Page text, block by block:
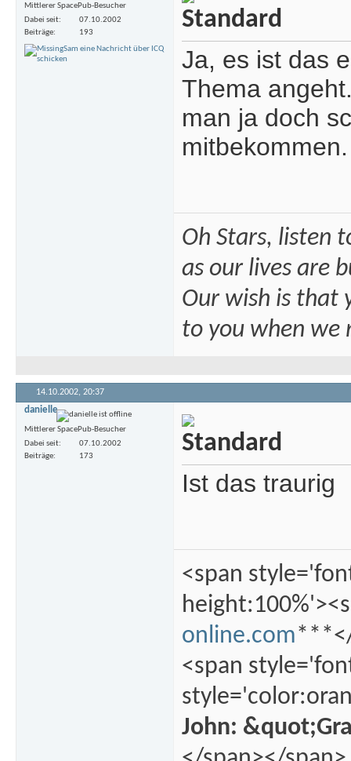
Mittlerer SpacePub-Besucher
Dabei seit
07.10.2002
Beiträge
193
Ja, es ist das
Thema
man ja doch
mitbekommen.
Oh Stars, listen
as our lives are
Our wish is that
to you when we
14.10.2002, 20:37
danielle
Mittlerer SpacePub-Besucher
Dabei seit
07.10.2002
Beiträge
173
Ist das traurig
<span
online.com***</
<span
John: